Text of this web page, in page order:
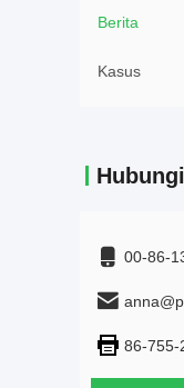
Berita
Kasus
00-86-
86-755-